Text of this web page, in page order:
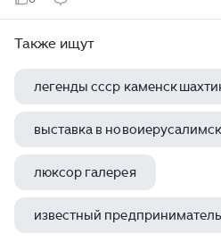
Также ищут
выставка в
люксор галерея